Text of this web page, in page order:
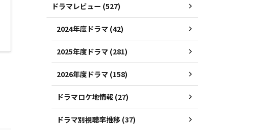
ドラマレビュー (527)
2024年度ドラマ (42)
2025年度ドラマ (281)
2026年度ドラマ (158)
ドラマロケ地情報 (27)
ドラマ別視聴率推移 (37)